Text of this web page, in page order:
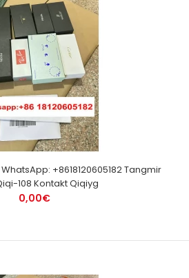
+8618120605182 Tangmir
108 Kontakt Qiqiyg
0,00€